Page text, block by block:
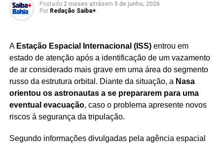
Postado 2 meses atrásem 5 de junho, 2026
Por Redação Saiba+
A Estação Espacial Internacional (ISS)entrou em
estado de atenção após a identificação de um vazamento
de ar considerado mais grave em uma área do segmento
russo da estrutura orbital. Diante da situação, a Nasa
orientou os astronautas a se prepararem para uma
eventual evacuação, caso o problema apresente novos
riscos à segurança da tripulação.
Segundo informações divulgadas pela agência espacial